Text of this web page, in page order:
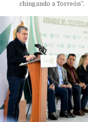
chingando a Torreón”.